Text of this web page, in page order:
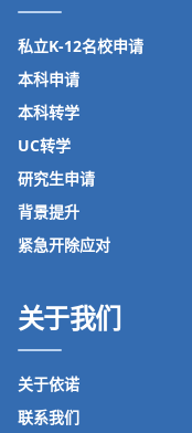
私立K-12名校申请
本科申请
本科转学
UC转学
研究生申请
背景提升
紧急开除应对
关于我们
关于依诺
联系我们